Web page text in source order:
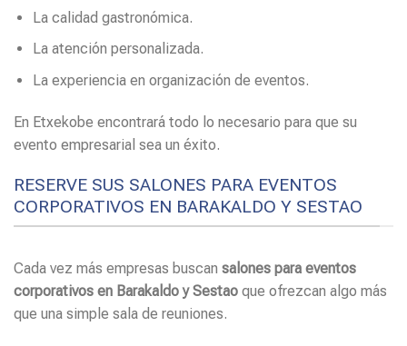
La calidad gastronómica.
La atención personalizada.
La experiencia en organización de eventos.
En Etxekobe encontrará todo lo necesario para que su
evento empresarial sea un éxito.
RESERVE SUS SALONES PARA EVENTOS
CORPORATIVOS EN BARAKALDO Y SESTAO
Cada vez más empresas buscan salones para eventos
corporativos en Barakaldo y Sestao que ofrezcan algo más
que una simple sala de reuniones.